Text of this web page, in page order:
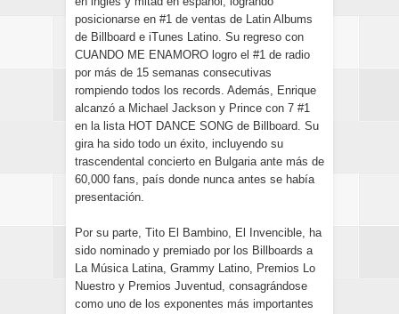
posicionarse en #1 de ventas de Latin Albums
de Billboard e iTunes Latino. Su regreso con
CUANDO ME ENAMORO logro el #1 de radio
por más de 15 semanas consecutivas
rompiendo todos los records. Además, Enrique
alcanzó a Michael Jackson y Prince con 7 #1
en la lista HOT DANCE SONG de Billboard. Su
gira ha sido todo un éxito, incluyendo su
trascendental concierto en Bulgaria ante más de
60,000 fans, país donde nunca antes se había
presentación.
Por su parte, Tito El Bambino, El Invencible, ha
sido nominado y premiado por los Billboards a
La Música Latina, Grammy Latino, Premios Lo
Nuestro y Premios Juventud, consagrándose
como uno de los exponentes más importantes